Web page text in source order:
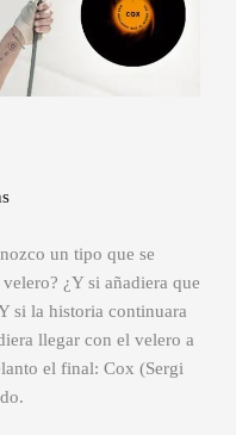
un tipo que se
¿Y si añadiera que
si la historia continuara
llegar con el velero a
el final: Cox (Sergi